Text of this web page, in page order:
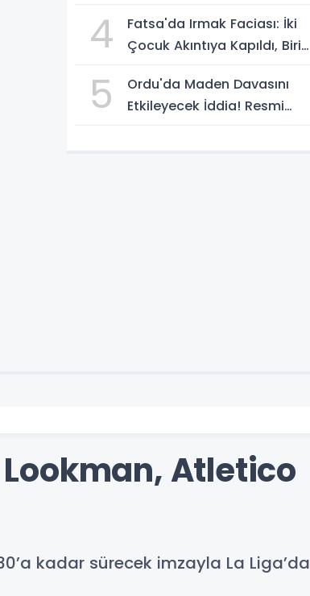
4
Fatsa'da Irmak Faciası: İki
Çocuk Akıntıya Kapıldı, Biri
5
Ordu'da Maden Davasını
Etkileyecek İddia! Resmi
Lookman, Atletico
kadar sürecek imzayla La Liga’da